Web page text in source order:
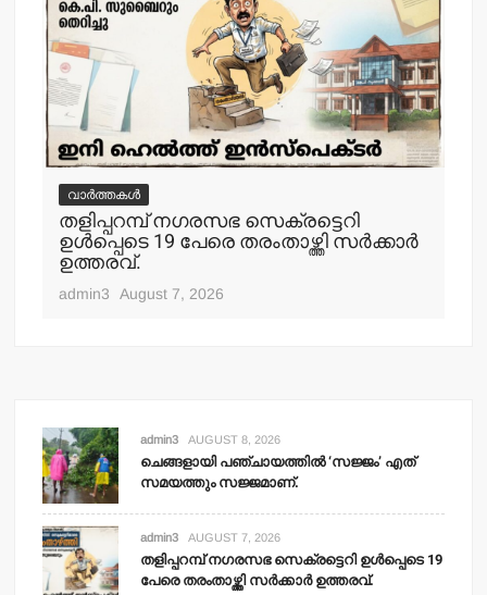
വാർത്തകൾ
തളിപ്പറമ്പ് നഗരസഭ സെക്രട്ടെറി
ഉള്‍പ്പെടെ 19 പേരെ തരംതാഴ്ത്തി സര്‍ക്കാര്‍
ഉത്തരവ്.
admin3 August 7, 2026
admin3 AUGUST 8, 2026
ചെങ്ങളായി പഞ്ചായത്തില്‍ ‘സജ്ജം’ എത്
സമയത്തും സജ്ജമാണ്.
admin3 AUGUST 7, 2026
തളിപ്പറമ്പ് നഗരസഭ സെക്രട്ടെറി ഉള്‍പ്പെടെ 19
പേരെ തരംതാഴ്ത്തി സര്‍ക്കാര്‍ ഉത്തരവ്.